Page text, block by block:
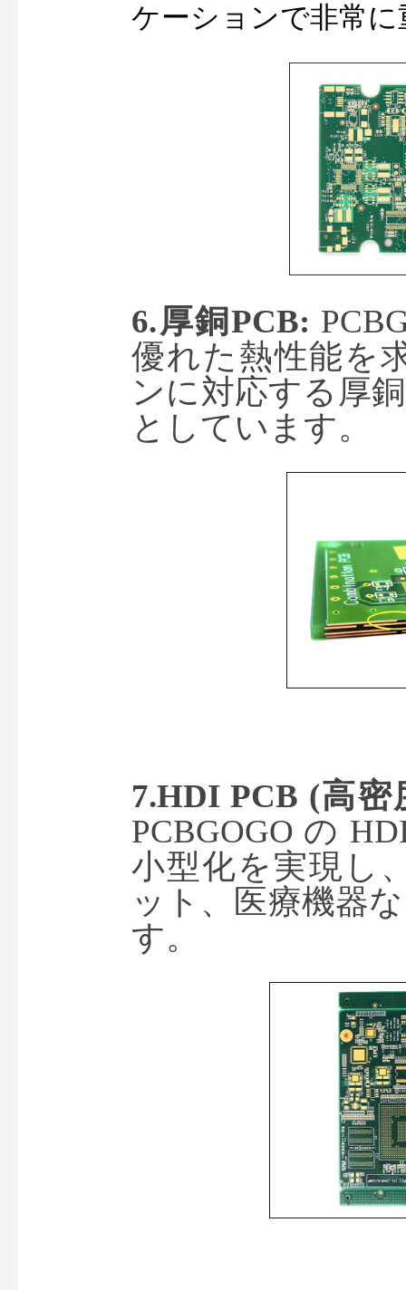
ケーションで非常
6.厚銅PCB:
優れた熱性能を
ンに対応する厚
としています。
PCBGOGO の
小型化を実現し
ット、医療機器
す。